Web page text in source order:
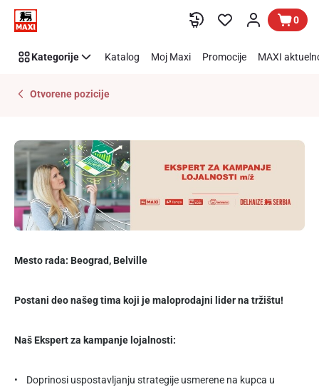
Preskoči link
Ekspert
lojalnosti
0
Kategorije Katalog Moj Maxi Promocije MAXI
Otvorene pozicije
Mesto rada: Beograd, Belville
Postani deo našeg tima koji je maloprodajni lider na tržištu!
Naš Ekspert za kampanje lojalnosti:
• Doprinosi uspostavljanju strategije usmerene na kupca u